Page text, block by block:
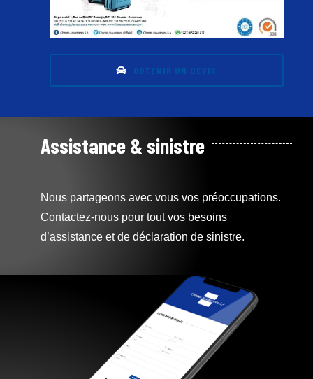
OBTENIR UN DEVIS
Assistance & sinistre
Nous partageons avec vous vos préoccupations.
Contactez-nous pour tout vos besoins
d’assistance et de déclaration de sinistre.